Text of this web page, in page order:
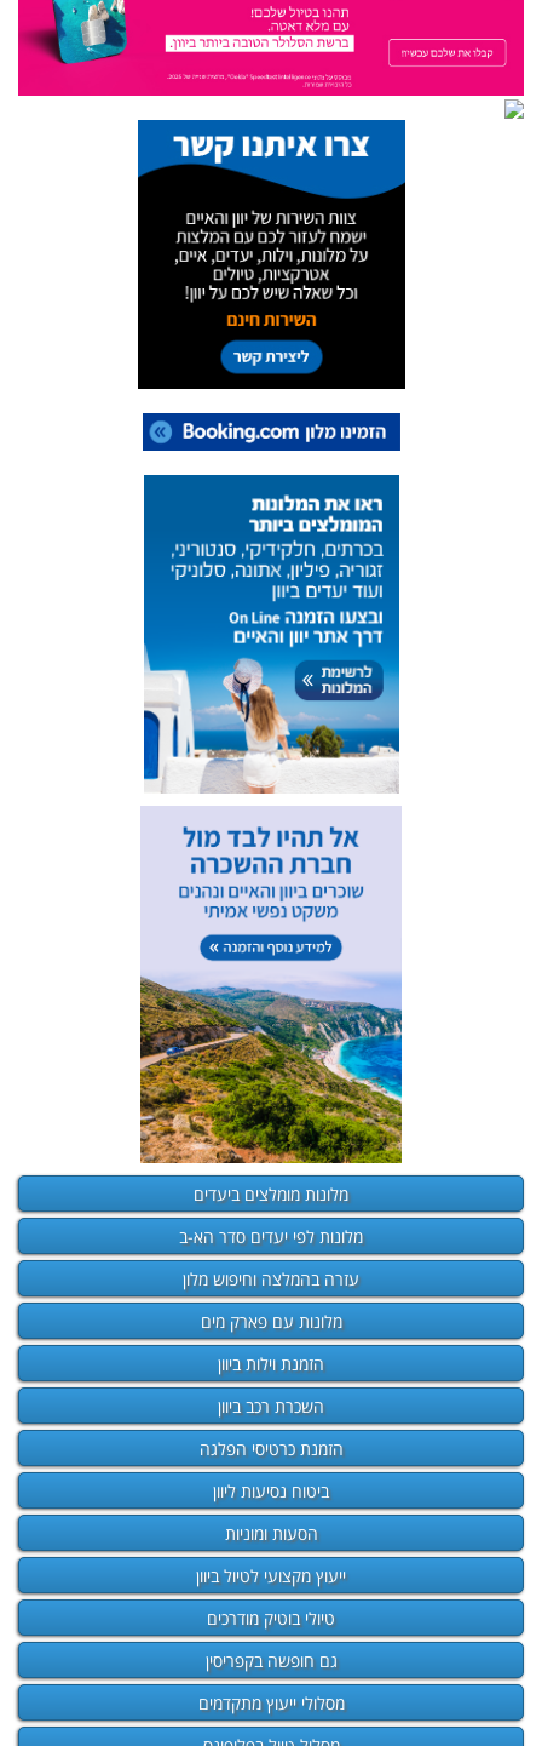
מלונות מומלצים ביעדים
מלונות לפי יעדים סדר הא-ב
עזרה בהמלצה וחיפוש מלון
מלונות עם פארק מים
הזמנת וילות ביוון
השכרת רכב ביוון
הזמנת כרטיסי הפלגה
ביטוח נסיעות ליוון
הסעות ומוניות
ייעוץ מקצועי לטיול ביוון
טיולי בוטיק מודרכים
גם חופשה בקפריסין
מסלולי ייעוץ מתקדמים